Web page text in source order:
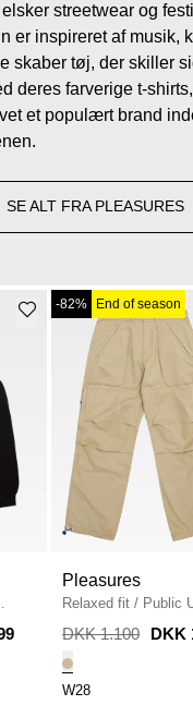
streetwear og
er inspireret af musik,
skaber tøj, der skiller
deres farverige t-
et populært brand
SE ALT FRA PLEASURES
-82% End of season
Pleasures
Relaxed fit / Public
Bukser
BEIGE
DKK 1.100 DKK
W28